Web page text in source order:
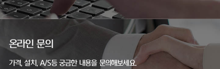
온라인 문의
가격, 설치, A/S등 궁금한 내용을 문의해보세요.